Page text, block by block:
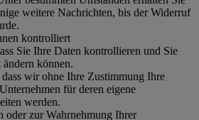
weitere Nachrichten, bis der Widerruf
kontrolliert
Sie Ihre Daten kontrollieren und Sie
können.
wir ohne Ihre Zustimmung Ihre
für deren eigene
werden.
oder zur Wahrnehmung Ihrer